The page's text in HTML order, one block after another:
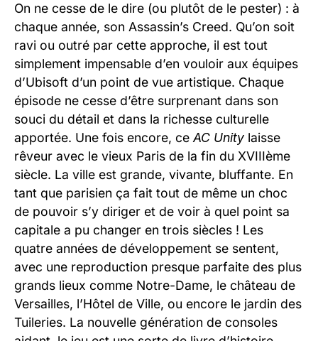
On ne cesse de le dire (ou plutôt de le pester) : à
chaque année, son Assassin’s Creed. Qu’on soit
ravi ou outré par cette approche, il est tout
simplement impensable d’en vouloir aux équipes
d’Ubisoft d’un point de vue artistique. Chaque
épisode ne cesse d’être surprenant dans son
souci du détail et dans la richesse culturelle
apportée. Une fois encore, ce AC Unity laisse
rêveur avec le vieux Paris de la fin du XVIIIème
siècle. La ville est grande, vivante, bluffante. En
tant que parisien ça fait tout de même un choc
de pouvoir s’y diriger et de voir à quel point sa
capitale a pu changer en trois siècles ! Les
quatre années de développement se sentent,
avec une reproduction presque parfaite des plus
grands lieux comme Notre-Dame, le château de
Versailles, l’Hôtel de Ville, ou encore le jardin des
Tuileries. La nouvelle génération de consoles